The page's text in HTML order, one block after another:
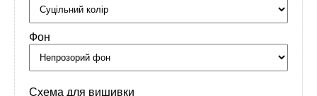
Фон
Схема для вишивки